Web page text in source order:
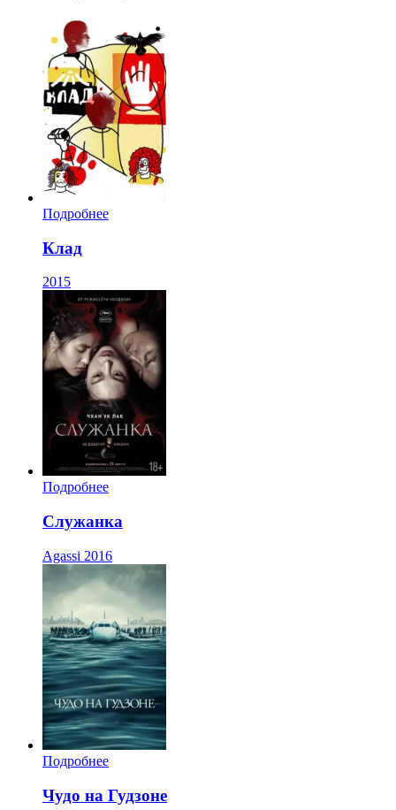
Подробнее
Клад
2015
Подробнее
Служанка
Agassi 2016
Подробнее
Чудо на Гудзоне